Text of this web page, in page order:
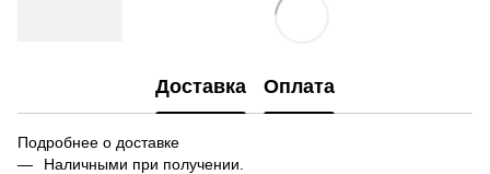
Доставка Оплата
Подробнее о доставке
Наличными при получении.